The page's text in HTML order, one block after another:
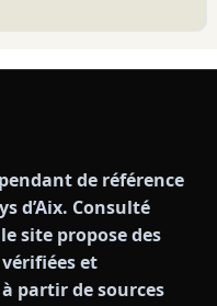
de référence
d’Aix. Consulté
site propose des
et
partir de sources